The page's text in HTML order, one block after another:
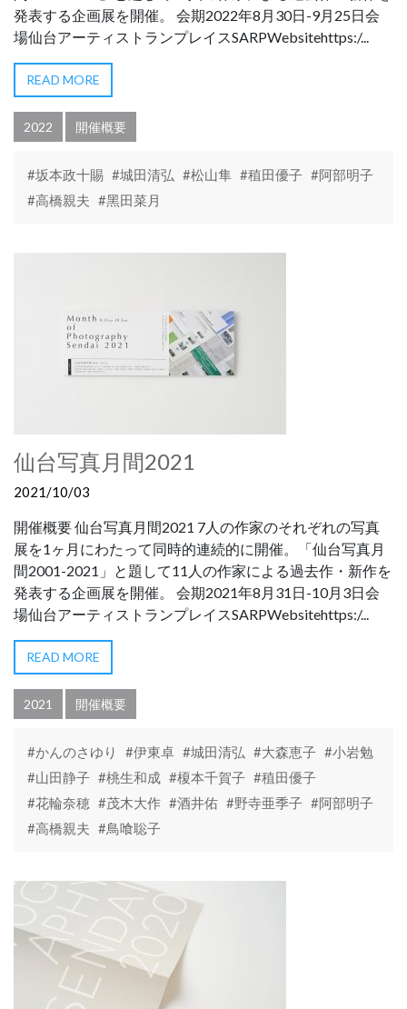
発表する企画展を開催。 会期2022年8月30日-9月25日会
場仙台アーティストランプレイスSARPWebsitehttps:/...
READ MORE
2022 開催概要
#坂本政十賜 #城田清弘 #松山隼 #稙田優子 #阿部明子
#高橋親夫 #黑田菜月
仙台写真月間2021
2021/10/03
開催概要 仙台写真月間2021 7人の作家のそれぞれの写真
展を1ヶ月にわたって同時的連続的に開催。「仙台写真月
間2001-2021」と題して11人の作家による過去作・新作を
発表する企画展を開催。 会期2021年8月31日-10月3日会
場仙台アーティストランプレイスSARPWebsitehttps:/...
READ MORE
2021 開催概要
#かんのさゆり #伊東卓 #城田清弘 #大森恵子 #小岩勉
#山田静子 #桃生和成 #榎本千賀子 #稙田優子
#花輪奈穂 #茂木大作 #酒井佑 #野寺亜季子 #阿部明子
#高橋親夫 #鳥喰聡子